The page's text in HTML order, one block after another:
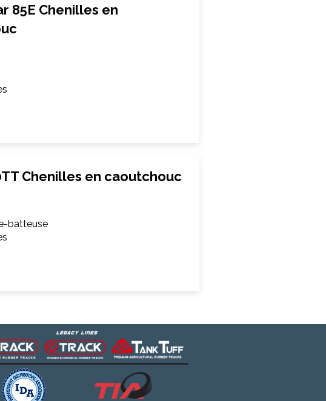
85E Chenilles en
Chenilles en caoutchouc
batteuse